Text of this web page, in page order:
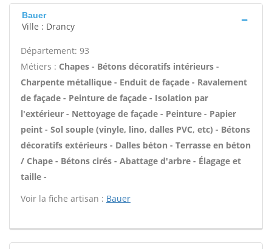
Bauer
Ville : Drancy
Département: 93
Métiers : Chapes - Bétons décoratifs intérieurs -
Charpente métallique - Enduit de façade - Ravalement
de façade - Peinture de façade - Isolation par
l'extérieur - Nettoyage de façade - Peinture - Papier
peint - Sol souple (vinyle, lino, dalles PVC, etc) - Bétons
décoratifs extérieurs - Dalles béton - Terrasse en béton
/ Chape - Bétons cirés - Abattage d'arbre - Élagage et
taille -
Voir la fiche artisan : Bauer